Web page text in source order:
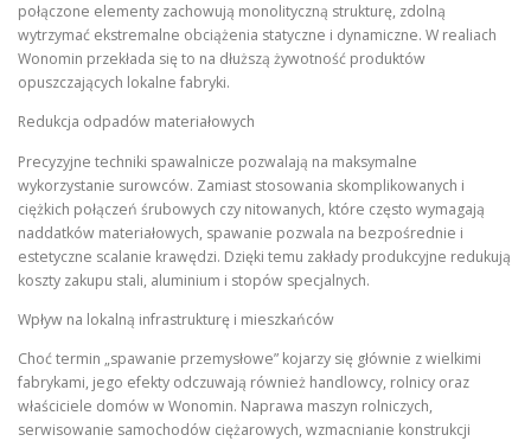
połączone elementy zachowują monolityczną strukturę, zdolną
wytrzymać ekstremalne obciążenia statyczne i dynamiczne. W realiach
Wonomin przekłada się to na dłuższą żywotność produktów
opuszczających lokalne fabryki.
Redukcja odpadów materiałowych
Precyzyjne techniki spawalnicze pozwalają na maksymalne
wykorzystanie surowców. Zamiast stosowania skomplikowanych i
ciężkich połączeń śrubowych czy nitowanych, które często wymagają
naddatków materiałowych, spawanie pozwala na bezpośrednie i
estetyczne scalanie krawędzi. Dzięki temu zakłady produkcyjne redukują
koszty zakupu stali, aluminium i stopów specjalnych.
Wpływ na lokalną infrastrukturę i mieszkańców
Choć termin „spawanie przemysłowe” kojarzy się głównie z wielkimi
fabrykami, jego efekty odczuwają również handlowcy, rolnicy oraz
właściciele domów w Wonomin. Naprawa maszyn rolniczych,
serwisowanie samochodów ciężarowych, wzmacnianie konstrukcji